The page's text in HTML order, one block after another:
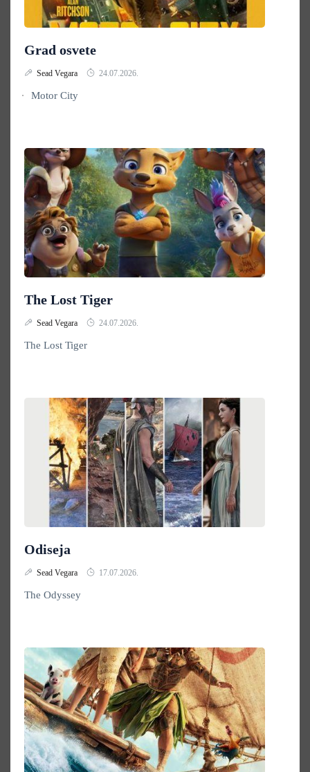
Grad osvete
Sead Vegara 24.07.2026.
Motor City
The Lost Tiger
Sead Vegara 24.07.2026.
The Lost Tiger
Odiseja
Sead Vegara 17.07.2026.
The Odyssey